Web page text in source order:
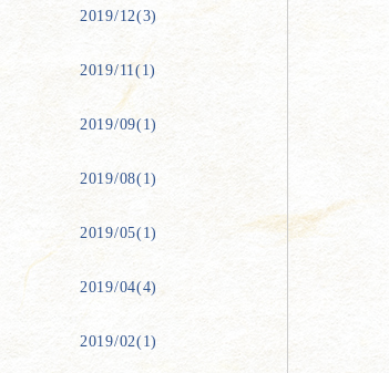
2019/12(3)
2019/11(1)
2019/09(1)
2019/08(1)
2019/05(1)
2019/04(4)
2019/02(1)